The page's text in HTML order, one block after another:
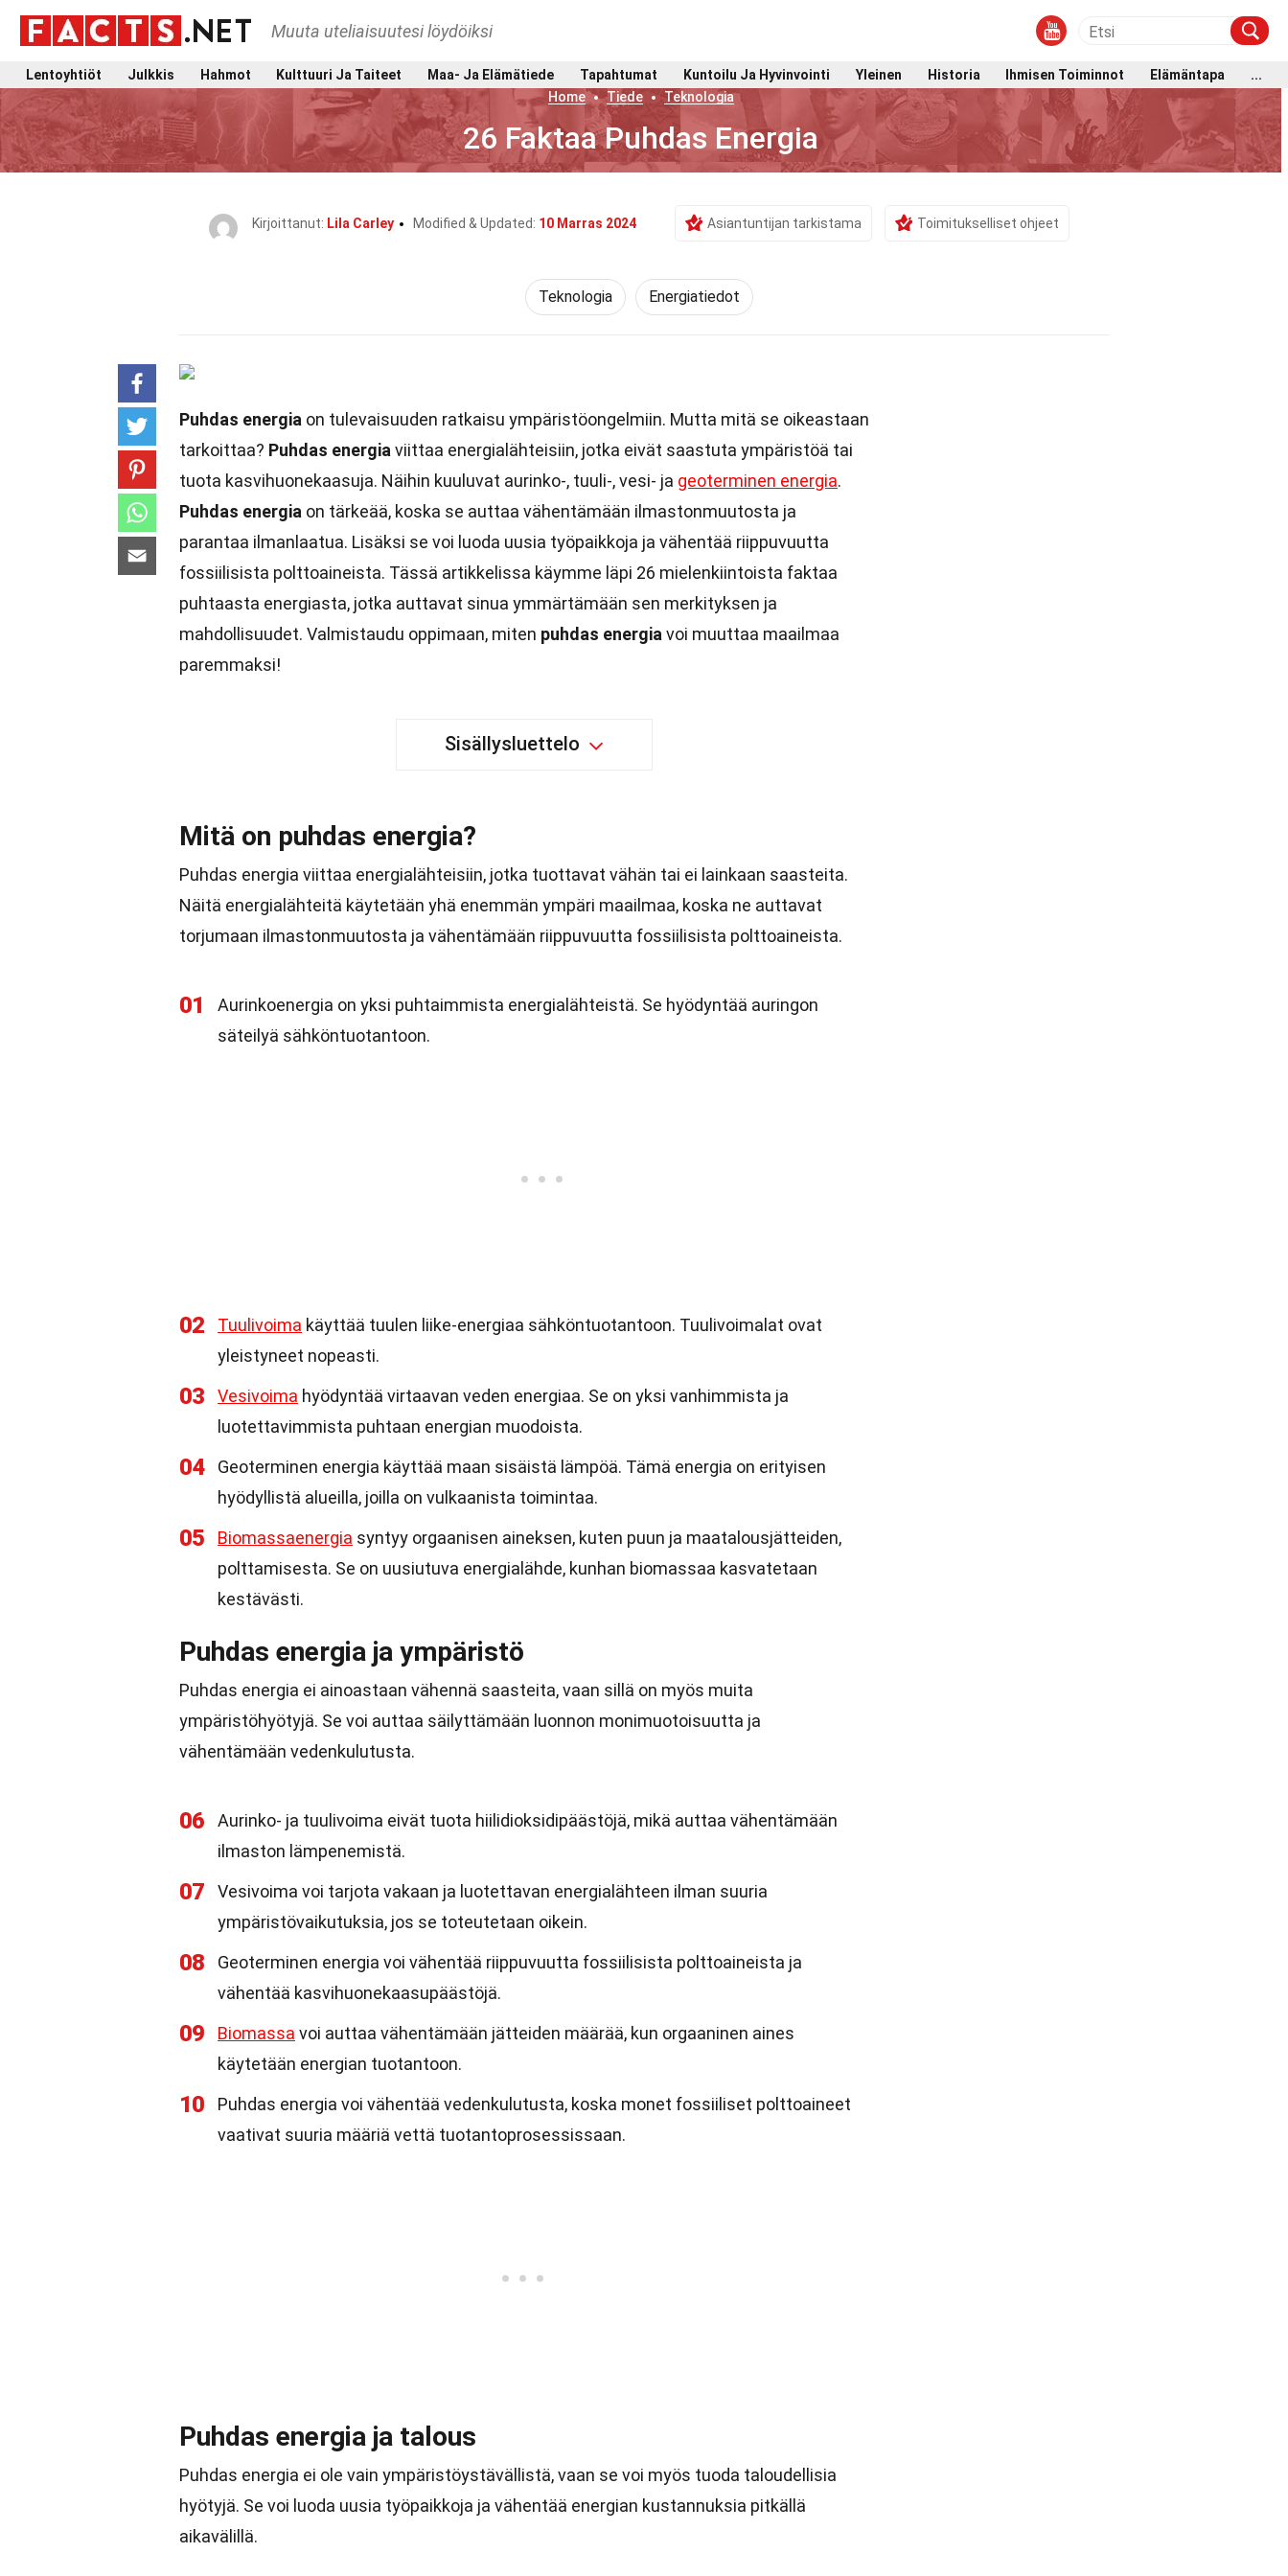
Muuta uteliaisuutesi löydöiksi
Lentoyhtiöt Julkkis Hahmot Kulttuuri Ja Taiteet Maa- Ja Elämätiede Tapahtumat Kuntoilu Ja Hyvinvointi Yleinen Historia Ihmisen Toiminnot Elämäntapa
...
Home
Tiede Teknologia
26 Faktaa Puhdas Energia
Kirjoittanut: Lila Carley Modified & Updated: 10 Marras 2024 Asiantuntijan tarkistama Toimitukselliset ohjeet
Teknologia Energiatiedot
Puhdas energia on tulevaisuuden ratkaisu ympäristöongelmiin. Mutta mitä se oikeastaan
tarkoittaa? Puhdas energia viittaa energialähteisiin, jotka eivät saastuta ympäristöä tai
tuota kasvihuonekaasuja. Näihin kuuluvat aurinko-, tuuli-, vesi- ja geoterminen energia.
Puhdas energia on tärkeää, koska se auttaa vähentämään ilmastonmuutosta ja
parantaa ilmanlaatua. Lisäksi se voi luoda uusia työpaikkoja ja vähentää riippuvuutta
fossiilisista polttoaineista. Tässä artikkelissa käymme läpi 26 mielenkiintoista faktaa
puhtaasta energiasta, jotka auttavat sinua ymmärtämään sen merkityksen ja
mahdollisuudet. Valmistaudu oppimaan, miten puhdas energia voi muuttaa maailmaa
paremmaksi!
Sisällysluettelo
Mitä on puhdas energia?
Puhdas energia viittaa energialähteisiin, jotka tuottavat vähän tai ei lainkaan saasteita.
Näitä energialähteitä käytetään yhä enemmän ympäri maailmaa, koska ne auttavat
torjumaan ilmastonmuutosta ja vähentämään riippuvuutta fossiilisista polttoaineista.
01
Aurinkoenergia on yksi puhtaimmista energialähteistä. Se hyödyntää auringon
säteilyä sähköntuotantoon.
02 Tuulivoima käyttää tuulen liike-energiaa sähköntuotantoon. Tuulivoimalat ovat
yleistyneet nopeasti.
03 Vesivoima hyödyntää virtaavan veden energiaa. Se on yksi vanhimmista ja
luotettavimmista puhtaan energian muodoista.
04
Geoterminen energia käyttää maan sisäistä lämpöä. Tämä energia on erityisen
hyödyllistä alueilla, joilla on vulkaanista toimintaa.
05 Biomassaenergia syntyy orgaanisen aineksen, kuten puun ja maatalousjätteiden,
polttamisesta. Se on uusiutuva energialähde, kunhan biomassaa kasvatetaan
kestävästi.
Puhdas energia ja ympäristö
Puhdas energia ei ainoastaan vähennä saasteita, vaan sillä on myös muita
ympäristöhyötyjä. Se voi auttaa säilyttämään luonnon monimuotoisuutta ja
vähentämään vedenkulutusta.
06
Aurinko- ja tuulivoima eivät tuota hiilidioksidipäästöjä, mikä auttaa vähentämään
ilmaston lämpenemistä.
07
Vesivoima voi tarjota vakaan ja luotettavan energialähteen ilman suuria
ympäristövaikutuksia, jos se toteutetaan oikein.
08
Geoterminen energia voi vähentää riippuvuutta fossiilisista polttoaineista ja
vähentää kasvihuonekaasupäästöjä.
09 Biomassa voi auttaa vähentämään jätteiden määrää, kun orgaaninen aines
käytetään energian tuotantoon.
10
Puhdas energia voi vähentää vedenkulutusta, koska monet fossiiliset polttoaineet
vaativat suuria määriä vettä tuotantoprosessissaan.
Puhdas energia ja talous
Puhdas energia ei ole vain ympäristöystävällistä, vaan se voi myös tuoda taloudellisia
hyötyjä. Se voi luoda uusia työpaikkoja ja vähentää energian kustannuksia pitkällä
aikavälillä.